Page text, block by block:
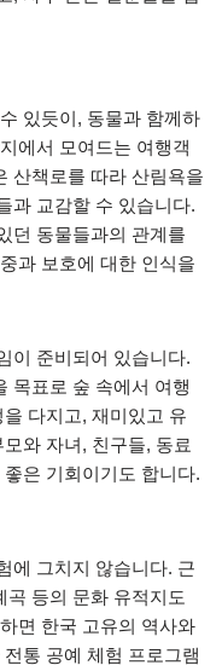
있듯이, 동물과 함께하
에서 모여드는 여행객
산책로를 따라 산림욕을
과 교감할 수 있습니다.
던 동물들과의 관계를
과 보호에 대한 인식을
이 준비되어 있습니다.
목표로 숲 속에서 여행
다지고, 재미있고 유
와 자녀, 친구들, 동료
은 기회이기도 합니다.
에 그치지 않습니다. 근
등의 문화 유적지도
면 한국 고유의 역사와
통 공예 체험 프로그램